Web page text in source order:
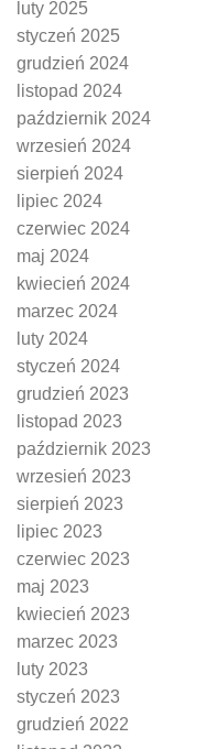
luty 2025
styczeń 2025
grudzień 2024
listopad 2024
październik 2024
wrzesień 2024
sierpień 2024
lipiec 2024
czerwiec 2024
maj 2024
kwiecień 2024
marzec 2024
luty 2024
styczeń 2024
grudzień 2023
listopad 2023
październik 2023
wrzesień 2023
sierpień 2023
lipiec 2023
czerwiec 2023
maj 2023
kwiecień 2023
marzec 2023
luty 2023
styczeń 2023
grudzień 2022